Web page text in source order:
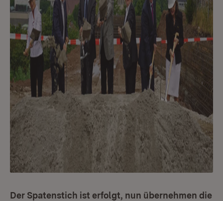
Der Spatenstich ist erfolgt, nun übernehmen die